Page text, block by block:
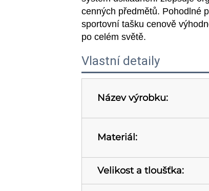
cenných předmětů. Pohodlné
sportovní tašku cenově
po celém světě.
Vlastní detaily
Název výrobku:
Materiál:
Velikost a tloušťka: